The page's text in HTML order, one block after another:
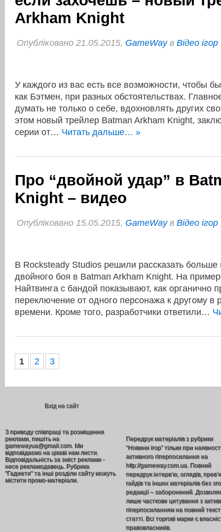
Arkham Knight
Опубліковано 21.05.2015, GameWayв Відео ігор
У каждого из вас есть все возможности, чтобы
как Бэтмен, при разных обстоятельствах.
думать не только о себе, вдохновлять других
этом новый трейлер Batman Arkham Knight,
серии от… Читать дальше… »
Про “двойной удар” в
Knight – видео
Опубліковано 15.05.2015, GameWayв Відео ігор
В Rocksteady Studios решили рассказать больше
двойного боя в Batman Arkham Knight. На
Найтвинга с бандой показывают, как органично
переключение от одного персонажа к другому в
времени. Кроме того, разработчики ответили…
1 2 3
Вхід на сайт
З приводу співпраці та розміщення
реклами, пишіть на
gamewayua@gmail.com. Ми
відповідаємо на цікаві нам листи.
Відповідальність за зміст реклами -
несе рекламодавець. Рубрика
"Гаджети" та інші розділи сайту можуть
містити промо-матеріали.
Передрук матеріалів з рубрики
“Новини ігор” тільки при
активного гіперпосилання на
http://gameway.com.ua. Повний
передрук інтерв’ю, оглядів,
гайдів та інших матеріалів без
редакції – заборонений.
лише часткове цитування з
гіперпосиланням на повний текст
статті. Всі торгові марки є
правовласників.